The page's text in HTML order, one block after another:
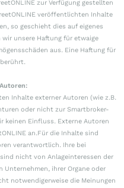
zur Verfügung gestellten
veröffentlichten Inhalte
so geschieht dies auf eigenes
unsere Haftung für etwaige
aus. Eine Haftung für
Inhalte externer Autoren (wie z.B.
oder nicht zur Smartbroker-
keinen Einfluss. Externe Autoren
an.Für die Inhalte sind
verantwortlich. Ihre bei
nicht von Anlageinteressen der
Unternehmen, ihrer Organe oder
notwendigerweise die Meinungen